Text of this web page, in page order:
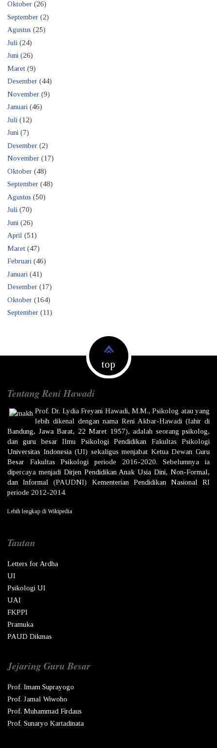
Oktober (26)
September (2)
Agustus (25)
Juli (24)
Juni (26)
Maret (9)
Desember (44)
November (9)
Januari (46)
Juli (12)
Juni (7)
Desember (2)
November (17)
Oktober (48)
September (48)
Agustus (50)
Juli (70)
Juni (26)
April (51)
Maret (47)
Februari (46)
Januari (41)
Desember (17)
Oktober (164)
September (11)
top
Tentang Reni Hawadi
Prof. Dr. Lydia Freyani Hawadi, M.M., Psikolog atau yang
lebih dikenal dengan nama Reni Akbar-Hawadi (lahir di
Bandung, Jawa Barat, 22 Maret 1957), adalah seorang psikolog,
danguru besarIlmu Psikologi Pendidikan Fakultas Psikologi
Universitas Indonesia (UI) sekaligus menjabat Ketua DewanGuru
Besar FakultasPsikologi periode 2016-2020. Sebelumnya ia
dipercaya menjadi Dirjen Pendidikan Anak Usia Dini, Non-Formal,
dan Informal
(PAUDNI) Kementerian Pendidikan Nasional
RI
periode 2012-2014.
Lebih lengkap di Wikipedia
Tautan
Letters for Ardha
UI
Psikologi UI
UAI
FKPPI
Pramuka
PAUD Dikmas
Jejaring Guru Besar
Prof. Imam Suprayogo
Prof. Jamal Wiwoho
Prof. Muhammad Firdaus
Prof. Sunaryo Kartadinata